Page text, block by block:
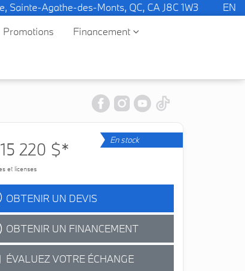
Sainte-Agathe-des-Monts, QC, CA J8C 1W3 EN
Promotions Financement
220 $* En stock
et licenses
OBTENIR UN DEVIS
OBTENIR UN FINANCEMENT
ÉVALUEZ VOTRE ÉCHANGE